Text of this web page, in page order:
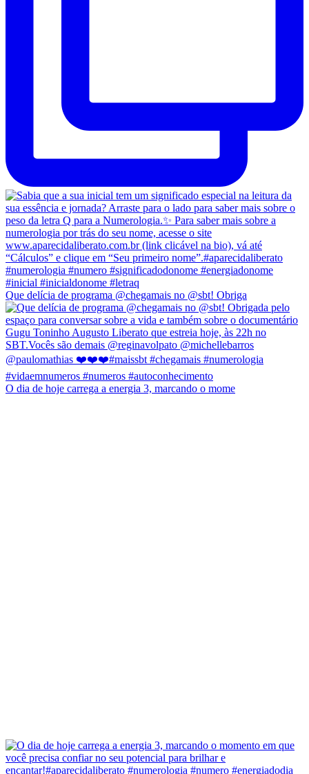
Que delícia de programa @chegamais no @sbt! Obriga
O dia de hoje carrega a energia 3, marcando o mome